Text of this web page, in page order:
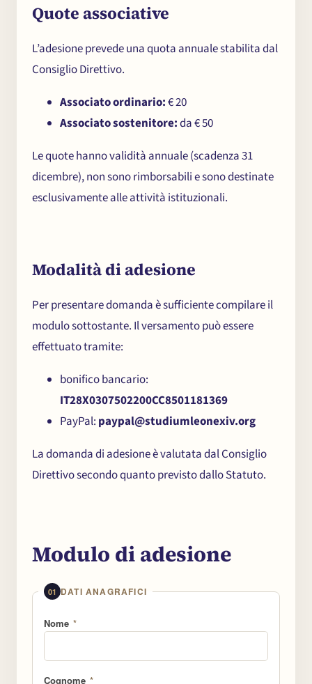
Quote associative
L’adesione prevede una quota annuale stabilita dal
Consiglio Direttivo.
Associato ordinario:€ 20
Associato sostenitore:da € 50
Le quote hanno validità annuale (scadenza 31
dicembre), non sono rimborsabili e sono destinate
esclusivamente alle attività istituzionali.
Modalità di adesione
Per presentare domanda è sufficiente compilare il
modulo sottostante. Il versamento può essere
effettuato tramite:
bonifico bancario:
IT28X0307502200CC8501181369
PayPal: paypal@studiumleonexiv.org
La domanda di adesione è valutata dal Consiglio
Direttivo secondo quanto previsto dallo Statuto.
Modulo di adesione
01 DATI ANAGRAFICI
Nome *
Cognome *